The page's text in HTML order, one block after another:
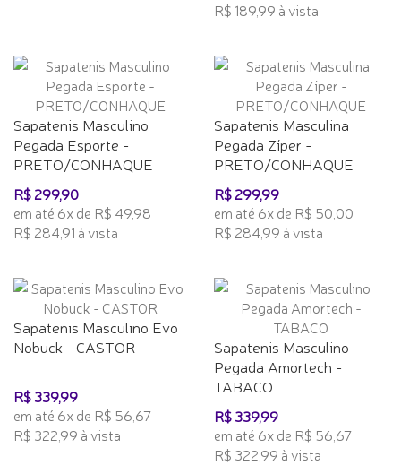
R$ 189,99 à vista
Sapatenis Masculino
Pegada Esporte -
PRETO/CONHAQUE
R$ 299,90
em até 6x de R$ 49,98
R$ 284,91 à vista
Sapatenis Masculina
Pegada Zíper -
PRETO/CONHAQUE
R$ 299,99
em até 6x de R$ 50,00
R$ 284,99 à vista
Sapatenis Masculino Evo
Nobuck - CASTOR
R$ 339,99
em até 6x de R$ 56,67
R$ 322,99 à vista
Sapatenis Masculino
Pegada Amortech -
TABACO
R$ 339,99
em até 6x de R$ 56,67
R$ 322,99 à vista